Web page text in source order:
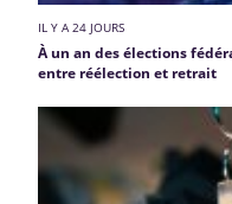
IL Y A 24 JOURS
À un an des élections
entre réélection et retrait